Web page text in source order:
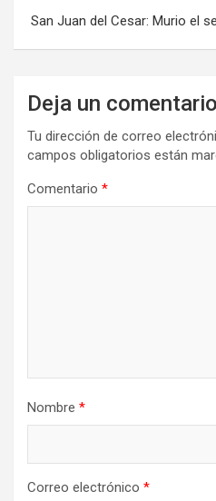
San Juan del Cesar: Murio el
Deja un comentario
Tu dirección de correo
campos obligatorios están
Comentario *
Nombre *
Correo electrónico *